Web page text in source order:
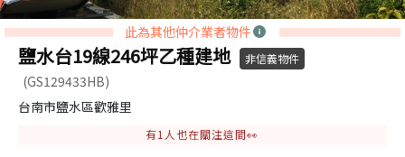
此為其他仲介業者物件
鹽水台19線246坪乙種建地 非信義物件
(GS129433HB)
台南市鹽水區歡雅里
有1 人也在關注這間👀